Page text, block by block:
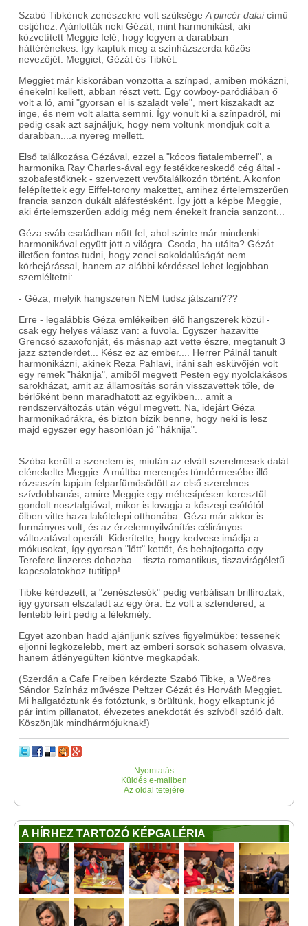
Szabó Tibkének zenészekre volt szüksége A pincér dalaicímű
estjéhez. Ajánlották neki Gézát, mint harmonikást, aki
közvetített Meggie felé, hogy legyen a darabban
háttérénekes. Így kaptuk meg a színházszerda közös
nevezőjét: Meggiet, Gézát és Tibkét.
Meggiet már kiskorában vonzotta a színpad, amiben mókázni,
énekelni kellett, abban részt vett. Egy cowboy-paródiában ő
volt a ló, ami "gyorsan el is szaladt vele", mert kiszakadt az
inge, és nem volt alatta semmi. Így vonult ki a színpadról, mi
pedig csak azt sajnáljuk, hogy nem voltunk mondjuk colt a
darabban....a nyereg mellett.
Első találkozása Gézával, ezzel a "kócos fiatalemberrel", a
harmonika Ray Charles-ával egy festékkereskedő cég által -
szobafestőknek - szervezett vevőtalálkozón történt. A konfon
felépítettek egy Eiffel-torony makettet, amihez értelemszerűen
francia sanzon dukált aláfestésként. Így jött a képbe Meggie,
aki értelemszerűen addig még nem énekelt francia sanzont...
Géza sváb családban nőtt fel, ahol szinte már mindenki
harmonikával együtt jött a világra. Csoda, ha utálta? Gézát
illetően fontos tudni, hogy zenei sokoldalúságát nem
körbejárással, hanem az alábbi kérdéssel lehet legjobban
szemléltetni:
- Géza, melyik hangszeren NEM tudsz játszani???
Erre - legalábbis Géza emlékeiben élő hangszerek közül -
csak egy helyes válasz van: a fuvola. Egyszer hazavitte
Grencsó szaxofonját, és másnap azt vette észre, megtanult 3
jazz sztenderdet... Kész ez az ember.... Herrer Pálnál tanult
harmonikázni, akinek Reza Pahlavi, iráni sah esküvőjén volt
egy remek "háknija", amiből megvett Pesten egy nyolclakásos
sarokházat, amit az államosítás során visszavettek tőle, de
bérlőként benn maradhatott az egyikben... amit a
rendszerváltozás után végül megvett. Na, idejárt Géza
harmonikaórákra, és bizton bízik benne, hogy neki is lesz
majd egyszer egy hasonlóan jó "háknija".
Szóba került a szerelem is, miután az elvált szerelmesek dalát
elénekelte Meggie. A múltba merengés tündérmesébe illő
rózsaszín lapjain felparfümösödött az első szerelmes
szívdobbanás, amire Meggie egy méhcsípésen keresztül
gondolt nosztalgiával, mikor is lovagja a kőszegi csótótól
ölben vitte haza lakótelepi otthonába. Géza már akkor is
furmányos volt, és az érzelemnyilvánítás célirányos
változatával operált. Kiderítette, hogy kedvese imádja a
mókusokat, így gyorsan "lőtt" kettőt, és behajtogatta egy
Terefere linzeres dobozba... tiszta romantikus, tiszavirágéletű
kapcsolatokhoz tutitipp!
Tibke kérdezett, a "zenésztesók" pedig verbálisan brillíroztak,
így gyorsan elszaladt az egy óra. Ez volt a sztendered, a
fentebb leírt pedig a lélekmély.
Egyet azonban hadd ajánljunk szíves figyelmükbe: tessenek
eljönni legközelebb, mert az emberi sorsok sohasem olvasva,
hanem átlényegülten kiöntve megkapóak.
(Szerdán a Cafe Freiben kérdezte Szabó Tibke, a Weöres
Sándor Színház művésze Peltzer Gézát és Horváth Meggiet.
Mi hallgatóztunk és fotóztunk, s örültünk, hogy elkaptunk jó
pár intim pillanatot, élvezetes anekdotát és szívből szóló dalt.
Köszönjük mindhármójuknak!)
Nyomtatás
Küldés e-mailben
Az oldal tetejére
A HÍRHEZ TARTOZÓ KÉPGALÉRIA